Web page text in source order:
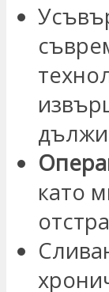
като